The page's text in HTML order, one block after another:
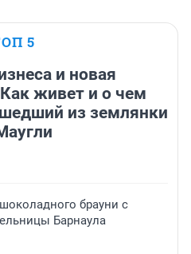
5
и новая
живет и о чем
из землянки
брауни с
Барнаула